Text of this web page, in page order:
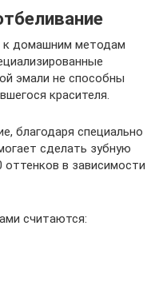
к домашним методам
эмали не способны
красителя.
благодаря специально
сделать зубную
оттенков в зависимости
считаются: